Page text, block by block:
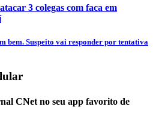
3 colegas com faca em
bem. Suspeito vai responder por tentativa
CNet no seu app favorito de